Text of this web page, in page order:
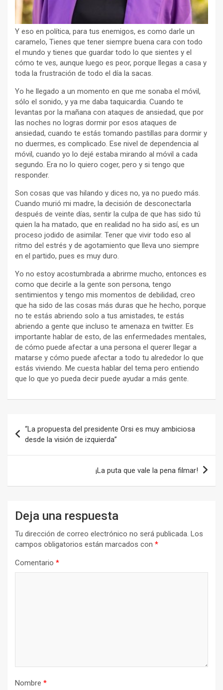
Y eso en política, para tus enemigos, es como darle un
caramelo, Tienes que tener siempre buena cara con todo
el mundo y tienes que guardar todo lo que sientes y el
cómo te ves, aunque luego es peor, porque llegas a casa y
toda la frustración de todo el día la sacas.
Yo he llegado a un momento en que me sonaba el móvil,
sólo el sonido, y ya me daba taquicardia. Cuando te
levantas por la mañana con ataques de ansiedad, que por
las noches no logras dormir por esos ataques de
ansiedad, cuando te estás tomando pastillas para dormir y
no duermes, es complicado. Ese nivel de dependencia al
móvil, cuando yo lo dejé estaba mirando al móvil a cada
segundo. Era no lo quiero coger, pero y si tengo que
responder.
Son cosas que vas hilando y dices no, ya no puedo más.
Cuando murió mi madre, la decisión de desconectarla
después de veinte días, sentir la culpa de que has sido tú
quien la ha matado, que en realidad no ha sido así, es un
proceso jodido de asimilar. Tener que vivir todo eso al
ritmo del estrés y de agotamiento que lleva uno siempre
en el partido, pues es muy duro.
Yo no estoy acostumbrada a abrirme mucho, entonces es
como que decirle a la gente son persona, tengo
sentimientos y tengo mis momentos de debilidad, creo
que ha sido de las cosas más duras que he hecho, porque
no te estás abriendo solo a tus amistades, te estás
abriendo a gente que incluso te amenaza en twitter. Es
importante hablar de esto, de las enfermedades mentales,
de cómo puede afectar a una persona el querer llegar a
matarse y cómo puede afectar a todo tu alrededor lo que
estás viviendo. Me cuesta hablar del tema pero entiendo
que lo que yo pueda decir puede ayudar a más gente.
de
entradas
“La propuesta del presidente Orsi es muy ambiciosa
desde la visión de izquierda”
¡La puta que vale la pena filmar!
Deja una respuesta
Tu dirección de correo electrónico no será publicada. Los
campos obligatorios están marcados con *
Comentario *
Nombre *